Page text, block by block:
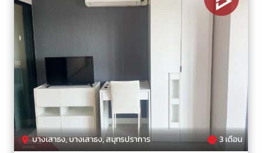
บางเสาธง, บางเสาธง, สมุทรปราการ 3 เดือน